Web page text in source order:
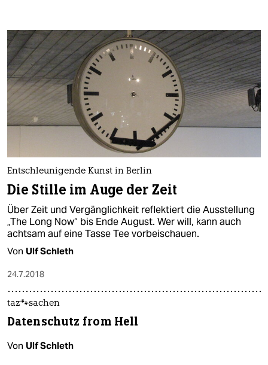
Entschleunigende Kunst in Berlin
Die Stille im Auge der Zeit
Über Zeit und Vergänglichkeit reflektiert die Ausstellung
„The Long Now“ bis Ende August. Wer will, kann auch
achtsam auf eine Tasse Tee vorbeischauen.
Von Ulf Schleth
24.7.2018
taz🐾sachen
Datenschutz from Hell
Von Ulf Schleth